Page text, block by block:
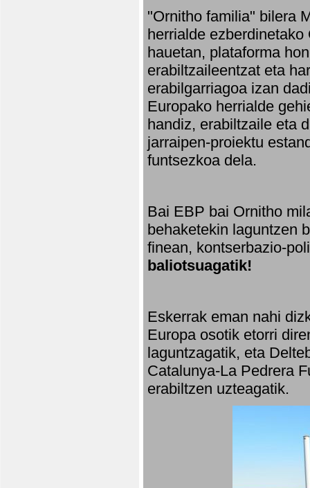
"Ornitho familia" bilera
herrialde
hauetan, plataforma
erabiltzaileentzat eta
erabilgarriagoa izan
Europako herrialde
handiz, erabiltzaile eta
jarraipen-proiektu
funtsezkoa dela.
Bai EBP bai Ornitho
behaketekin laguntzen
finean, kontserbazio-
baliotsuagatik!
Eskerrak eman nahi
Europa osotik etorri
laguntzagatik, eta
Catalunya-La Pedrera
erabiltzen uzteagatik.